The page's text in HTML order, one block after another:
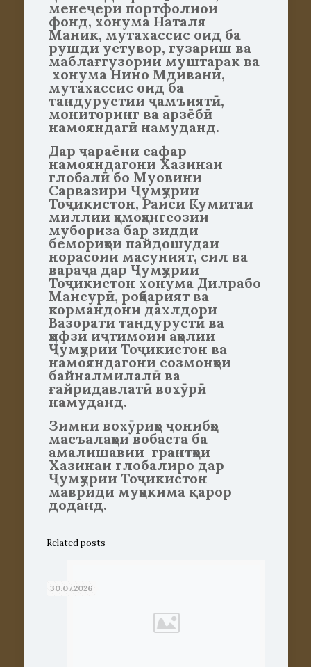
менеҷери портфолиои
фонд, хонума Наталя
Маник, мутахассис оид ба
рушди устувор, гузариш ва
маблағгузории муштарак ва
хонума Нино Мдивани,
мутахассис оид ба
тандурустии ҷамъиятӣ,
мониторинг ва арзёбӣ
намояндагӣ намуданд.
Дар ҷараёни сафар
намояндагони Хазинаи
глобалӣ бо Муовини
Сарвазири Ҷумҳурии
Тоҷикистон, Раиси Кумитаи
миллии ҳамоҳангсозии
мубориза бар зидди
бемориҳои пайдошудаи
норасоии масуният, сил ва
вараҷа дар Ҷумҳурии
Тоҷикистон хонума Дилрабо
Мансурӣ, роҳбарият ва
кормандони дахлдори
Вазорати тандурустӣ ва
ҳифзи иҷтимоии аҳолии
Ҷумҳурии Тоҷикистон ва
намояндагони созмонҳои
байналмилалӣ ва
ғайридавлатӣ вохӯрӣ
намуданд.
Зимни вохӯриҳо ҷонибҳо
масъалаҳои вобаста ба
амалишавии грантҳои
Хазинаи глобалиро дар
Ҷумҳурии Тоҷикистон
мавриди муҳокима қарор
доданд.
Related posts
30.07.2026